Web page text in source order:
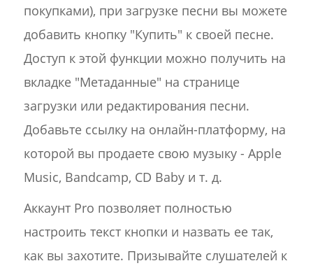
покупками), при загрузке песни вы можете
добавить кнопку "Купить" к своей песне.
Доступ к этой функции можно получить на
вкладке "Метаданные" на странице
загрузки или редактирования песни.
Добавьте ссылку на онлайн-платформу, на
которой вы продаете свою музыку - Apple
Music, Bandcamp, CD Baby и т. д.
Аккаунт Pro позволяет полностью
настроить текст кнопки и назвать ее так,
как вы захотите. Призывайте слушателей к